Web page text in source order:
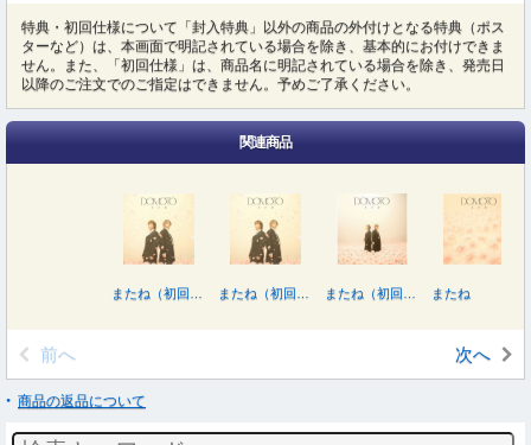
特典・初回仕様について「封入特典」以外の商品の外付けとなる特典（ポス
ターなど）は、本画面で明記されている場合を除き、基本的にお付けできま
せん。また、「初回仕様」は、商品名に明記されている場合を除き、発売日
以降のご注文でのご指定はできません。予めご了承ください。
関連商品
またね
前へ 次へ
商品の返品について